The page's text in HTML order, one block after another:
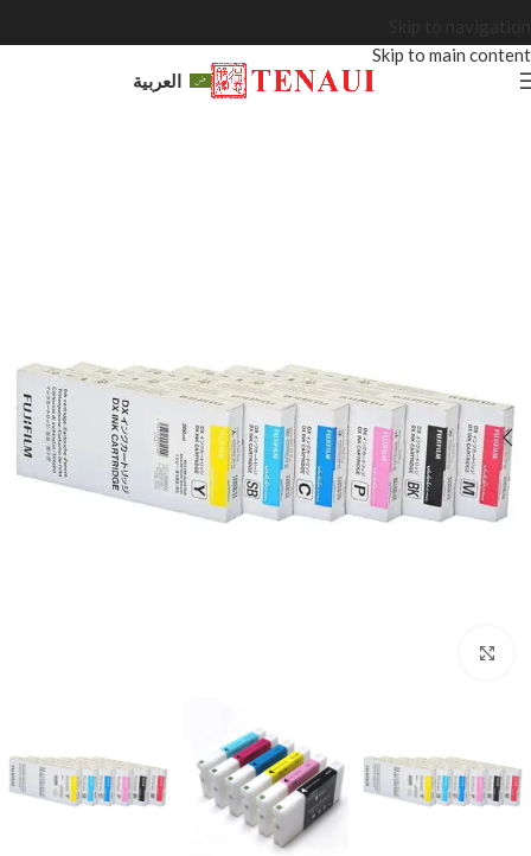
Skip to main content
العربية